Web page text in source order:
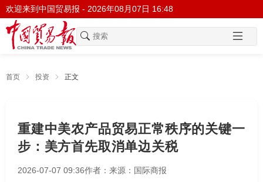
欢迎来到中国贸易报 - 2026年08月07日 16:48
首页 投资 正文
重建中美农产品贸易正常秩序的关键一
步：美方首先取消单边关税
2026-07-07 09:36作者： 来源：国际商报